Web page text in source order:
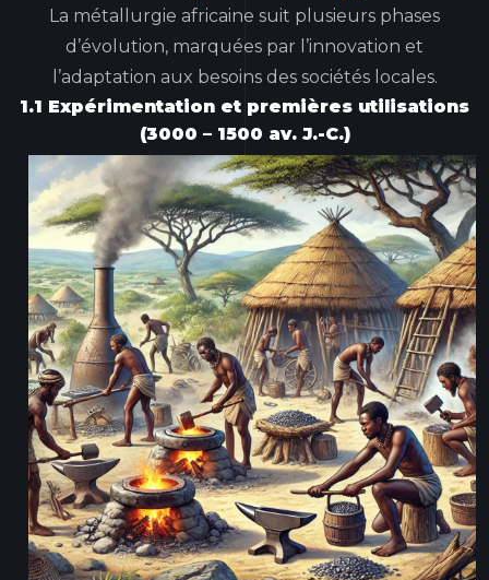
La métallurgie africaine suit plusieurs phases
d’évolution, marquées par l’innovation et
l’adaptation aux besoins des sociétés locales.
1.1 Expérimentation et premières utilisations
(3000 – 1500 av. J.-C.)